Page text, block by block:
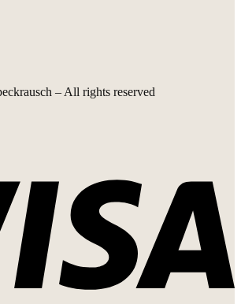
– All rights reserved